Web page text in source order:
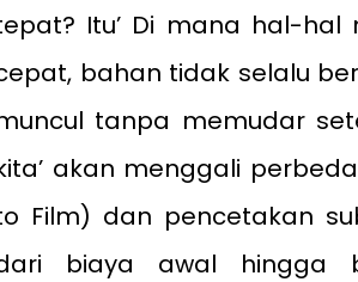
Itu’ Di mana hal-hal
bahan tidak selalu
tanpa memudar
akan menggali
Film) dan pencetakan
biaya awal hingga